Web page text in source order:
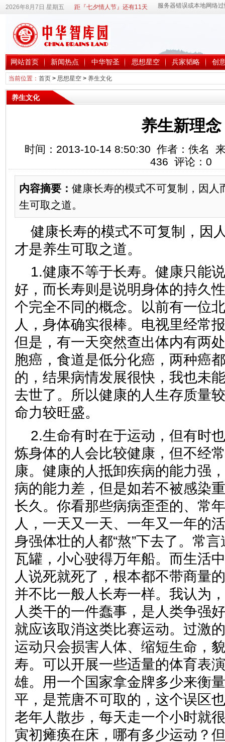
2026年8月7日 星期五 距『七夕情人节』还有11天
网站首页 新闻热点 中华智圣 思想星空 兵家韬略 创
当前位置： 首页> 思想星空> 养生文化
养生文化
养生新理念
时间：2013-10-14 8:50:30 作者：佚名
436 评论： 0
内容摘要： 健康长寿的模式不可复制，因人
生可取之道。
健康长寿的模式不可复制，因
才是养生可取之道。
1.健康不等于长寿。健康只能
好，而长寿则是说明身体的持久
个完全不同的概念。以前有一位
人，身体确实很棒。电视里经常
但是，有一天突然查出体内有两
胞癌，食道是低分化癌，两种癌
的，结果病情发展很快，我也未
去世了。所以健康的人生存质量
命力较旺盛。
2.生命有时在于运动，但有时
炼身体的人会比较健康，但不经
康。健康的人抵卸疾病的能力强
病的能力差，但是如若不被感染
长久。你看那些病病歪歪的、常
人，一天又一天、一年又一年的
身强体壮的人都“熬”下去了。常
瓦罐，小心驶得万年船。而生活
人说死就死了，根本都不带商量
并不比一般人长寿一样。我认为
人类干的一件蠢事，是人类争强
就应该取消这类比赛运动。过激
运动只会损害人体、缩短生命，
寿。可以开展一些适量的体育表
雄。用一个国家拿金牌多少来衡
平，是荒唐不可取的，这个误区
老年人散步，每天走一个小时就
寅初瘫痪在床，哪有多少运动？